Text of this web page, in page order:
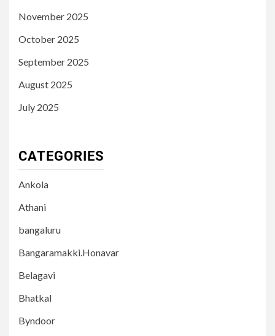
November 2025
October 2025
September 2025
August 2025
July 2025
CATEGORIES
Ankola
Athani
bangaluru
Bangaramakki.Honavar
Belagavi
Bhatkal
Byndoor